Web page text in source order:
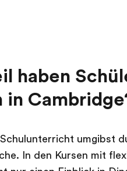
haben
in
umgibst
In den Kursen mit